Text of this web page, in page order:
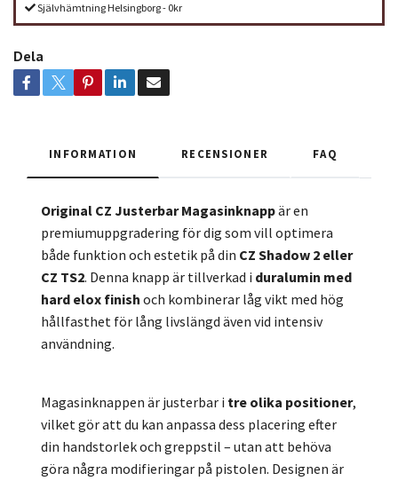
Självhämtning Helsingborg - 0kr
Dela
INFORMATION RECENSIONER FAQ
Original CZ Justerbar Magasinknappär en
premiumuppgradering för dig som vill optimera
både funktion och estetik på din CZ Shadow 2 eller
CZ TS2. Denna knapp är tillverkad i duralumin med
hard elox finish och kombinerar låg vikt med hög
hållfasthet för lång livslängd även vid intensiv
användning.
Magasinknappen är justerbar i tre olika positioner,
vilket gör att du kan anpassa dess placering efter
din handstorlek och greppstil – utan att behöva
göra några modifieringar på pistolen. Designen är